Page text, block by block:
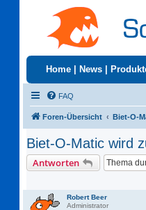
Home News
FAQ
Foren-Übersicht Biet-O-
Biet-O-Matic wird
Antworten
Robert Beer
Administrator